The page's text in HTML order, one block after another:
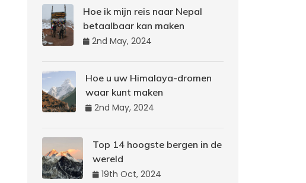
Hoe ik mijn reis naar Nepal
betaalbaar kan maken
2nd May, 2024
Hoe u uw Himalaya-dromen
waar kunt maken
2nd May, 2024
Top 14 hoogste bergen in de
wereld
19th Oct, 2024